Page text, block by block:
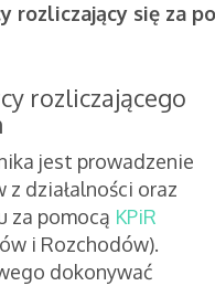
rozliczający się za
rozliczającego
jest prowadzenie
działalności oraz
za pomocą KPiR
i Rozchodów).
dokonywać